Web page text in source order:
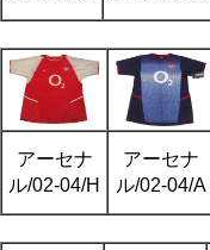
アーセナ
ル/02-04/H
アーセナ
ル/02-04/A